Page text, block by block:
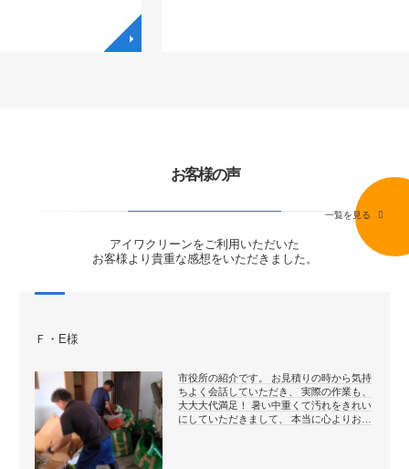
お客様の声
アイワクリーンをご利用いただいた
お客様より貴重な感想をいただきました。
一覧を見る
Ｆ・E様
市役所の紹介です。 お見積りの時から気持
ちよく会話していただき、 実際の作業も、
大大大代満足！ 暑い中重くて汚れをきれい
にしていただきまして、 本当に心よりお…